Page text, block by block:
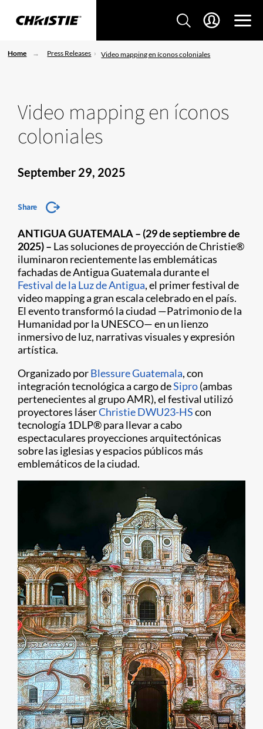
Home Press Releases Video mapping en íconos coloniales
Video mapping en íconos
coloniales
September 29, 2025
Share
ANTIGUA GUATEMALA – (29 de septiembre de
2025) – Las soluciones de proyección de Christie®
iluminaron recientemente las emblemáticas
fachadas de Antigua Guatemala durante el
Festival de la Luz de Antigua, el primer festival de
video mapping a gran escala celebrado en el país.
El evento transformó la ciudad —Patrimonio de la
Humanidad por la UNESCO— en un lienzo
inmersivo de luz, narrativas visuales y expresión
artística.
Organizado porBlessure Guatemala, con
integración tecnológica a cargo deSipro(ambas
pertenecientes al grupo AMR), el festival utilizó
proyectores láserChristie DWU23-HScon
tecnología 1DLP® para llevar a cabo
espectaculares proyecciones arquitectónicas
sobre las iglesias y espacios públicos más
emblemáticos de la ciudad.